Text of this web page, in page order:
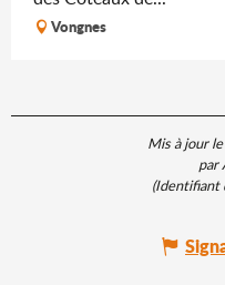
Vongnes
Mis à jour
par
(Identifiant